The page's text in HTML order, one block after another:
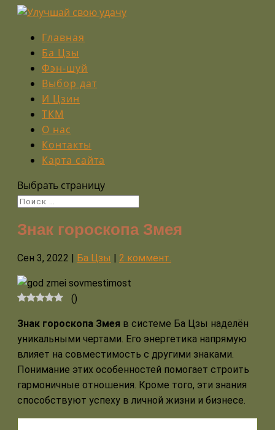
Главная
Ба Цзы
Фэн-шуй
Выбор дат
И Цзин
ТКМ
О нас
Контакты
Карта сайта
Выбрать страницу
Знак гороскопа Змея
Сен 3, 2022 Ба Цзы 2 коммент.
()
Знак гороскопа Змея в системе Ба Цзы наделён
уникальными чертами. Его энергетика напрямую
влияет на совместимость с другими знаками.
Понимание этих особенностей помогает строить
гармоничные отношения. Кроме того, эти знания
способствуют успеху в личной жизни и бизнесе.